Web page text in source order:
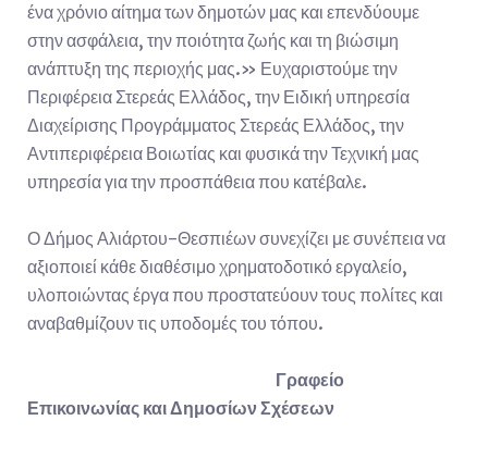
ένα χρόνιο αίτημα των δημοτών μας και επενδύουμε
στην ασφάλεια, την ποιότητα ζωής και τη βιώσιμη
ανάπτυξη της περιοχής μας.» Ευχαριστούμε την
Περιφέρεια Στερεάς Ελλάδος, την Ειδική υπηρεσία
Διαχείρισης Προγράμματος Στερεάς Ελλάδος, την
Αντιπεριφέρεια Βοιωτίας και φυσικά την Τεχνική μας
υπηρεσία για την προσπάθεια που κατέβαλε.
Ο Δήμος Αλιάρτου-Θεσπιέων συνεχίζει με συνέπεια να
αξιοποιεί κάθε διαθέσιμο χρηματοδοτικό εργαλείο,
υλοποιώντας έργα που προστατεύουν τους πολίτες και
αναβαθμίζουν τις υποδομές του τόπου.
Γραφείο
Επικοινωνίας και Δημοσίων Σχέσεων